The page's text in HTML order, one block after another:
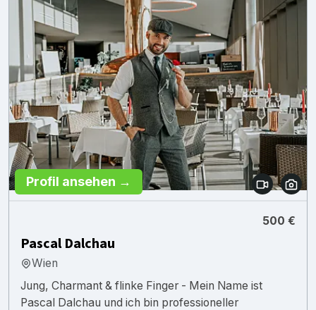
Profil ansehen →
500 €
Pascal Dalchau
Wien
Jung, Charmant & flinke Finger - Mein Name ist
Pascal Dalchau und ich bin professioneller